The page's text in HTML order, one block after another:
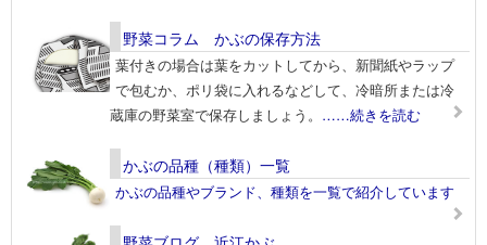
野菜コラム かぶの保存方法
葉付きの場合は葉をカットしてから、新聞紙やラップ
で包むか、ポリ袋に入れるなどして、冷暗所または冷
蔵庫の野菜室で保存しましょう。 ……続きを読む
かぶの品種（種類）一覧
かぶの品種やブランド、種類を一覧で紹介しています